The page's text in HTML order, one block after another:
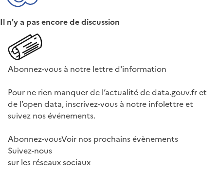
Il n'y a pas encore de discussion
Abonnez-vous à notre lettre d'information
Pour ne rien manquer de l’actualité de data.gouv.fr et
de l’open data, inscrivez-vous à notre infolettre et
suivez nos événements.
Abonnez-vousVoir nos prochains évènements
Suivez-nous
sur les réseaux sociaux